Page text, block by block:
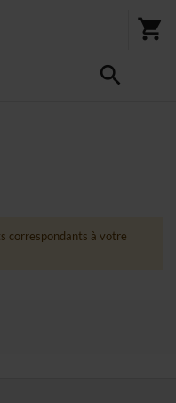
correspondants à votre